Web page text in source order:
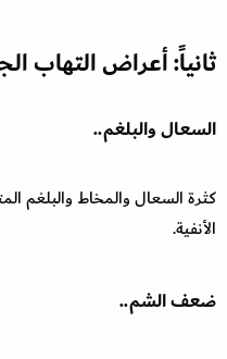
ثانياً: أعراض التهاب
السعال والبلغم..
كثرة السعال والمخاط والبلغم
الأنفية.
ضعف الشم..